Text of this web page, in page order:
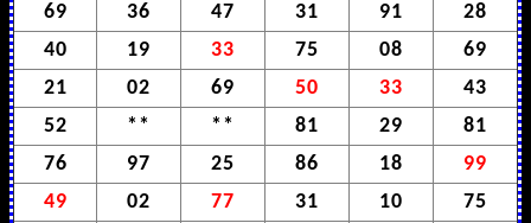
69
36 47 31 91
28
40
19 33 75 08
69
21
02 69 50 33
43
52
** ** 81 29
81
76
97 25 86 18
99
49
02 77 31 10
75